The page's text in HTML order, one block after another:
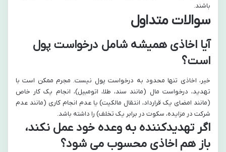
باشند.
سوالات متداول
آیا اخاذی همیشه شامل درخواست پول
است؟
خیر، اخاذی تنها محدود به درخواست پول نیست. مجرم ممکن است با
تهدید، درخواست مال (مانند سند، طلا، اتومبیل)، انجام یک کار خاص
(مانند امضای یک قرارداد، انتقال مالکیت) یا عدم انجام کاری (مانند عدم
شرکت در مزایده، سکوت در برابر یک تخلف) را داشته باشد.
اگر تهدیدکننده به وعده خود عمل نکند،
باز هم اخاذی محسوب می شود؟